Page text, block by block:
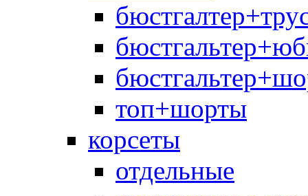
топ+шорты
корсеты
отдельные